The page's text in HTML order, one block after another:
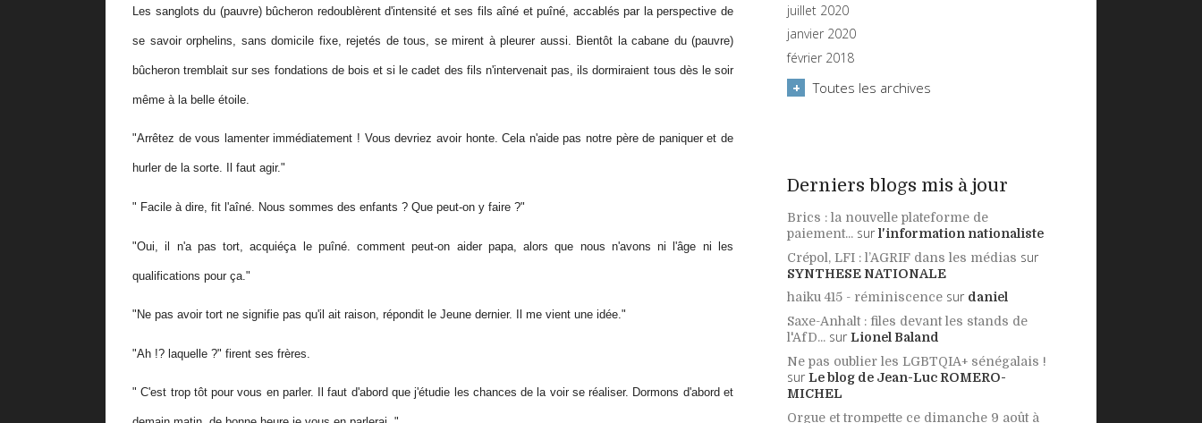
Les sanglots du (pauvre) bûcheron redoublèrent d'intensité et ses fils aîné et puîné, accablés par la perspective de
se savoir orphelins, sans domicile fixe, rejetés de tous, se mirent à pleurer aussi. Bientôt la cabane du (pauvre)
bûcheron tremblait sur ses fondations de bois et si le cadet des fils n'intervenait pas, ils dormiraient tous dès le soir
même à la belle étoile.
"Arrêtez de vous lamenter immédiatement ! Vous devriez avoir honte. Cela n'aide pas notre père de paniquer et de
hurler de la sorte. Il faut agir."
" Facile à dire, fit l'aîné. Nous sommes des enfants ? Que peut-on y faire ?"
"Oui, il n'a pas tort, acquiéça le puîné. comment peut-on aider papa, alors que nous n'avons ni l'âge ni les
qualifications pour ça."
"Ne pas avoir tort ne signifie pas qu'il ait raison, répondit le Jeune dernier. Il me vient une idée."
"Ah !? laquelle ?" firent ses frères.
" C'est trop tôt pour vous en parler. Il faut d'abord que j'étudie les chances de la voir se réaliser. Dormons d'abord et
juillet 2020
janvier 2020
février 2018
Toutes les archives
Derniers blogs mis à jour
Brics : la nouvelle plateforme de
paiement... sur l'information nationaliste
Crépol, LFI : l’AGRIF dans les médias sur
SYNTHESE NATIONALE
haiku 415 - réminiscence sur daniel
Saxe-Anhalt : files devant les stands de
l'AfD... sur Lionel Baland
Ne pas oublier les LGBTQIA+ sénégalais !
sur Le blog de Jean-Luc ROMERO-
MICHEL
Orgue et trompette ce dimanche 9 août à